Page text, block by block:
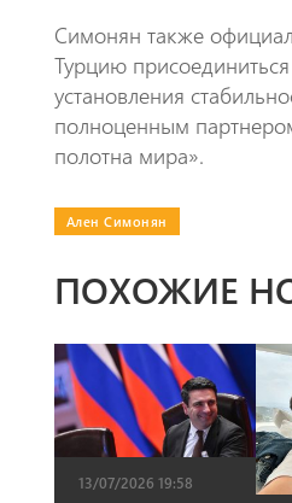
Симонян также
Турцию
установления
полноценным
полотна мира».
Ален Симонян
ПОХОЖИЕ
13/07/2026 19:58